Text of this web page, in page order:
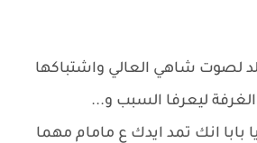
لصوت شاهي العالي واشتباكها
ليعرفا السبب و...
انك تمد ايدك ع مامام مهما